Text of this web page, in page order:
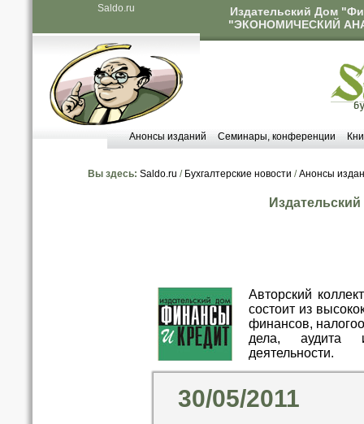
Saldo.ru
Издательский Дом
"ЭКОНОМИЧЕСКИЙ
Анонсы изданий Семинары, конференции
Вы здесь: Saldo.ru / Бухгалтерские новости /Анонсы
Авторский
состоит из
финансов,
дела, аудита
деятельности.
30/05/2011